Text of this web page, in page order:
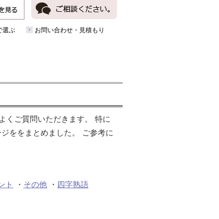
選ぶ お問い合わせ・見積もり
くご質問いただきます。 特に
ををまとめました。 ご参考に
ト ・ その他 ・ 四字熟語